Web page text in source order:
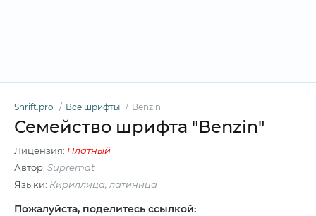
Shrift.pro Все шрифты Benzin
Семейство шрифта "Benzin"
Лицензия: Платный
Автор: Supremat
Языки: Кириллица, латиница
Пожалуйста, поделитесь ссылкой: